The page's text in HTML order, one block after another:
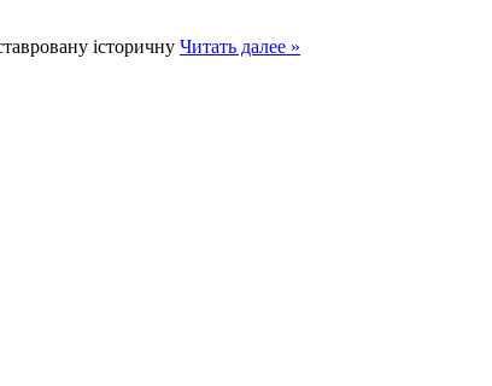
історичну Читать далее »